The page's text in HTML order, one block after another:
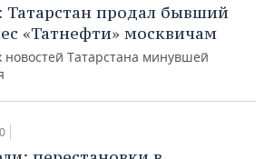
Татарстан продал бывший
«Татнефти» москвичам
новостей Татарстана минувшей